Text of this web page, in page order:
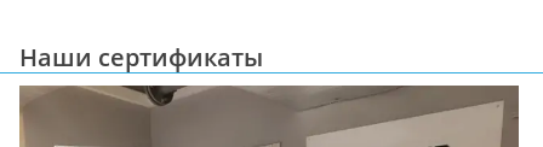
Наши сертификаты